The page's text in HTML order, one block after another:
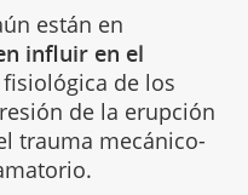
están en
influir en el
fisiológica de los
de la erupción
trauma mecánico-